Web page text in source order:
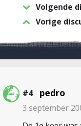
Volgende
Vorige
#4 pedro
3 september